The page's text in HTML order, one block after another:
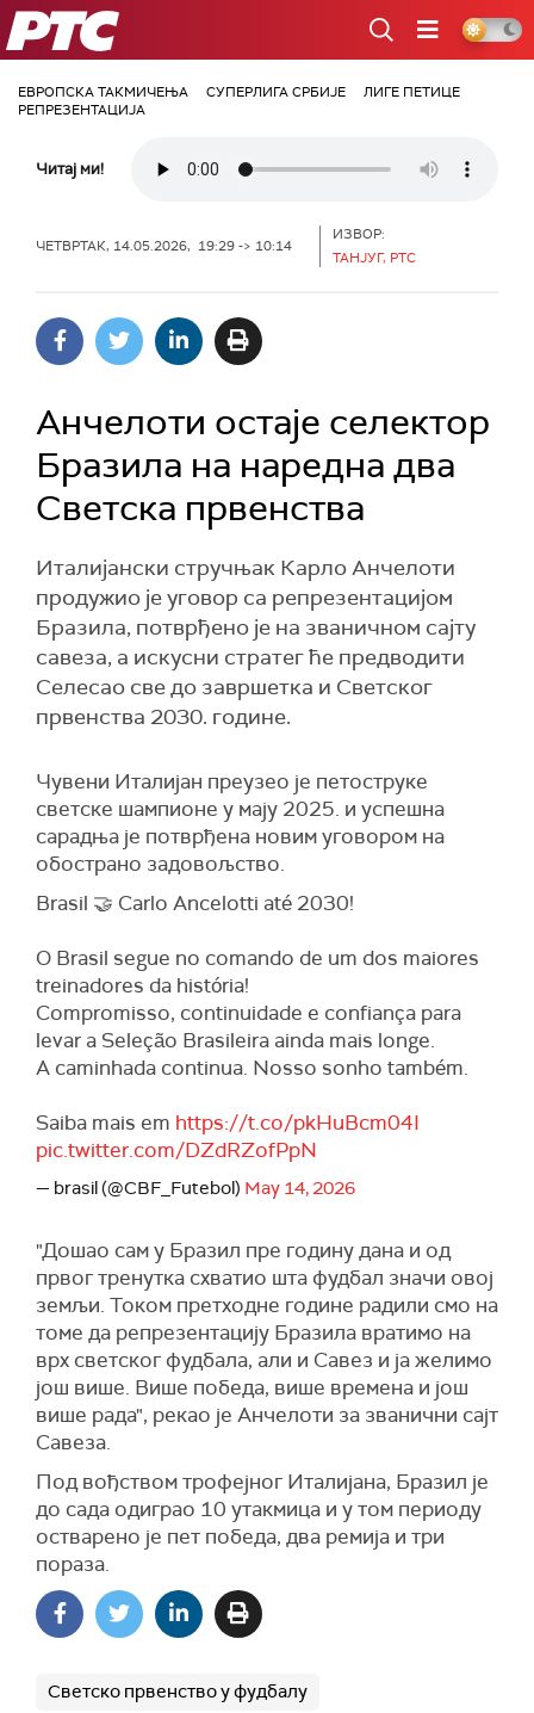
РТС
ЕВРОПСКА ТАКМИЧЕЊА СУПЕРЛИГА СРБИЈЕ
ЛИГЕ ПЕТИЦЕ
РЕПРЕЗЕНТАЦИЈА
Читај ми!
ЧЕТВРТАК, 14.05.2026, 19:29 -> 10:14
ИЗВОР:
ТАНЈУГ, РТС
Анчелоти остаје селектор
Бразила на наредна два
Светска првенства
Италијански стручњак Карло Анчелоти
продужио је уговор са репрезентацијом
Бразила, потврђено је на званичном сајту
савеза, а искусни стратег ће предводити
Селесао све до завршетка и Светског
првенства 2030. године.
Чувени Италијан преузео је петоструке
светске шампионе у мају 2025. и успешна
сарадња је потврђена новим уговором на
обострано задовољство.
Brasil 🤝 Carlo Ancelotti até 2030!
O Brasil segue no comando de um dos maiores
treinadores da história!
Compromisso, continuidade e confiança para
levar a Seleção Brasileira ainda mais longe.
A caminhada continua. Nosso sonho também.
Saiba mais em https://t.co/pkHuBcm04I
pic.twitter.com/DZdRZofPpN
— brasil (@CBF_Futebol) May 14, 2026
"Дошао сам у Бразил пре годину дана и од
првог тренутка схватио шта фудбал значи овој
земљи. Током претходне године радили смо на
томе да репрезентацију Бразила вратимо на
врх светског фудбала, али и Савез и ја желимо
још више. Више победа, више времена и још
више рада", рекао је Анчелоти за званични сајт
Савеза.
Под вођством трофејног Италијана, Бразил је
до сада одиграо 10 утакмица и у том периоду
остварено је пет победа, два ремија и три
пораза.
Светско првенство у фудбалу